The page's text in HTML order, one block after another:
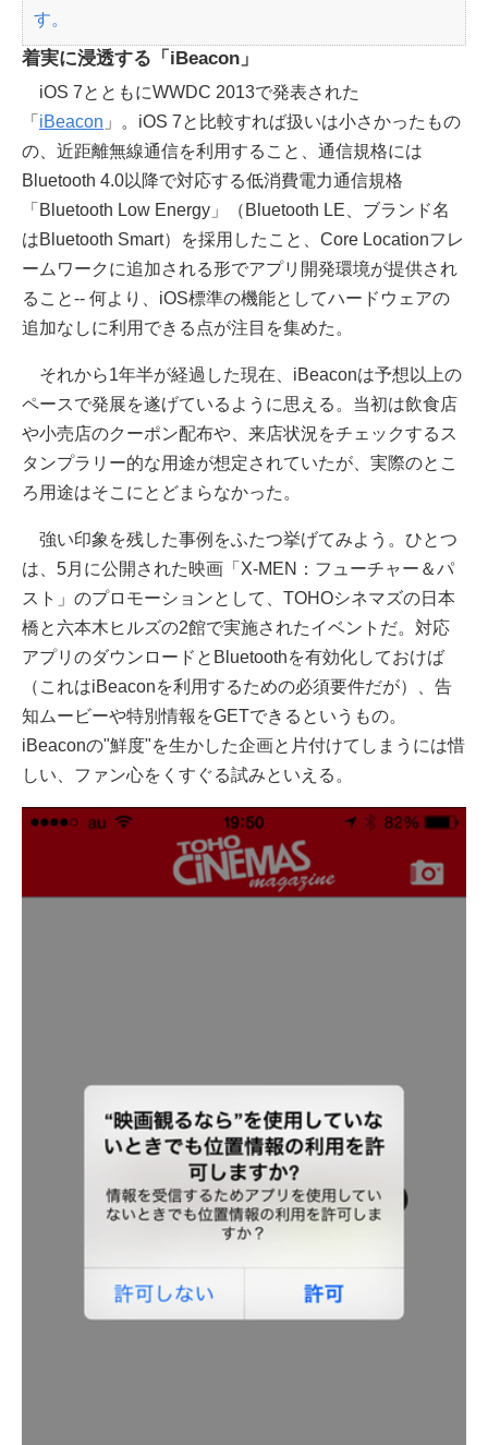
す。
着実に浸透する「iBeacon」
iOS 7とともにWWDC 2013で発表された
「 iBeacon 」。iOS 7と比較すれば扱いは小さかったもの
の、近距離無線通信を利用すること、通信規格には
Bluetooth 4.0以降で対応する低消費電力通信規格
「Bluetooth Low Energy」（Bluetooth LE、ブランド名
はBluetooth Smart）を採用したこと、Core Locationフレ
ームワークに追加される形でアプリ開発環境が提供され
ること-- 何より、iOS標準の機能としてハードウェアの
追加なしに利用できる点が注目を集めた。
それから1年半が経過した現在、iBeaconは予想以上の
ペースで発展を遂げているように思える。当初は飲食店
や小売店のクーポン配布や、来店状況をチェックするス
タンプラリー的な用途が想定されていたが、実際のとこ
ろ用途はそこにとどまらなかった。
強い印象を残した事例をふたつ挙げてみよう。ひとつ
は、5月に公開された映画「X-MEN：フューチャー＆パ
スト」のプロモーションとして、TOHOシネマズの日本
橋と六本木ヒルズの2館で実施されたイベントだ。対応
アプリのダウンロードとBluetoothを有効化しておけば
（これはiBeaconを利用するための必須要件だが）、告
知ムービーや特別情報をGETできるというもの。
iBeaconの"鮮度"を生かした企画と片付けてしまうには惜
しい、ファン心をくすぐる試みといえる。